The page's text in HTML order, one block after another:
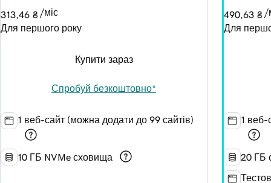
313,46 ₴ /міс
Для першого року
Купити зараз
Спробуй безкоштовно*
1 веб-сайт (можна додати до 99 сайтів)
10 ГБ NVMe сховища
490,63 ₴ /
Для
1 веб-
20 ГБ